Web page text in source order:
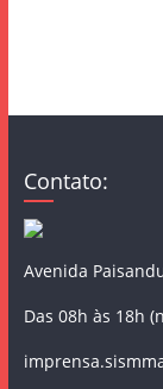
Contato:
Avenida
Das 08h às 18h